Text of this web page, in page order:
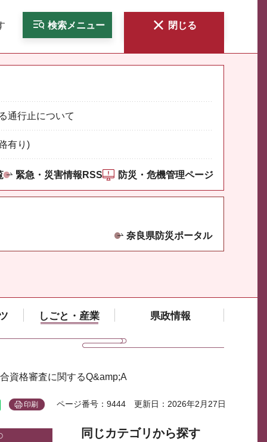
検索メニュー 閉じる
通行止について
有り)
緊急・災害情報RSS 防災・危機管理ページ
奈良県防災ポータル
しごと・産業 県政情報
資格審査に関するQ&amp;A
印刷 ページ番号：9444 更新日：2026年2月27日
同じカテゴリから探す